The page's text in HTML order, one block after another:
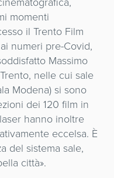
momenti
il Trento Film
numeri pre-Covid,
Massimo
nelle cui sale
Modena) si sono
dei 120 film in
hanno inoltre
eccelsa. È
del sistema sale,
città».